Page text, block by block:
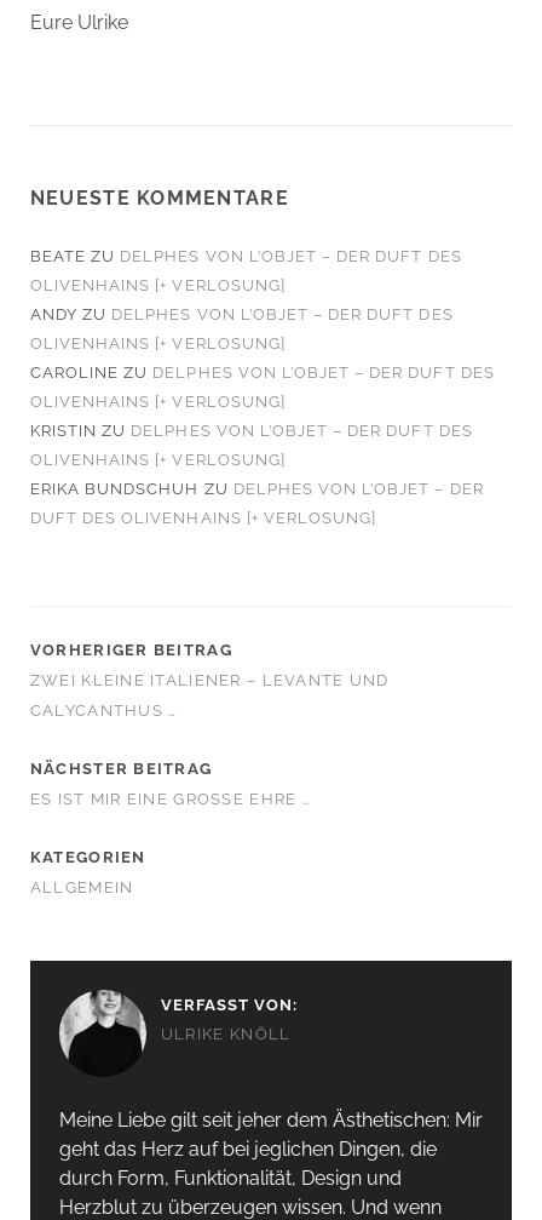
Eure Ulrike
NEUESTE KOMMENTARE
BEATE ZU DELPHES VON L’OBJET – DER DUFT DES
OLIVENHAINS [+ VERLOSUNG]
ANDY ZU DELPHES VON L’OBJET – DER DUFT DES
OLIVENHAINS [+ VERLOSUNG]
CAROLINE ZU DELPHES VON L’OBJET – DER DUFT DES
OLIVENHAINS [+ VERLOSUNG]
KRISTIN ZU DELPHES VON L’OBJET – DER DUFT DES
OLIVENHAINS [+ VERLOSUNG]
ERIKA BUNDSCHUH ZU DELPHES VON L’OBJET – DER
DUFT DES OLIVENHAINS [+ VERLOSUNG]
VORHERIGER BEITRAG
ZWEI KLEINE ITALIENER – LEVANTE UND
CALYCANTHUS …
NÄCHSTER BEITRAG
ES IST MIR EINE GROSSE EHRE …
KATEGORIEN
ALLGEMEIN
VERFASST VON:
ULRIKE KNÖLL
Meine Liebe gilt seit jeher dem Ästhetischen: Mir
geht das Herz auf bei jeglichen Dingen, die
durch Form, Funktionalität, Design und
Herzblut zu überzeugen wissen. Und wenn